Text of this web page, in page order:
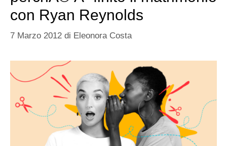
con Ryan Reynolds
7 Marzo 2012 di Eleonora Costa